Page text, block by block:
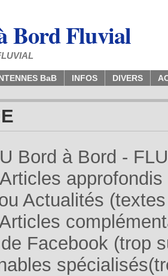
Bord Fluvial
BaB INFOS DIVERS
Bord à Bord -
Actualités
Facebook (trop